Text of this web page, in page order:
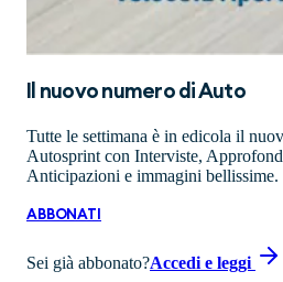
Il nuovo numero diAuto
Tutte le settimana è in edicola il
Autosprint con Interviste,
Anticipazioni e immagini bellissime.
ABBONATI
Sei già abbonato?Accedi e leggi